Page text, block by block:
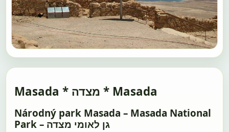
Masada * מצדה * Masada
Národný park Masada – Masada National
Park – גן לאומי מצדה